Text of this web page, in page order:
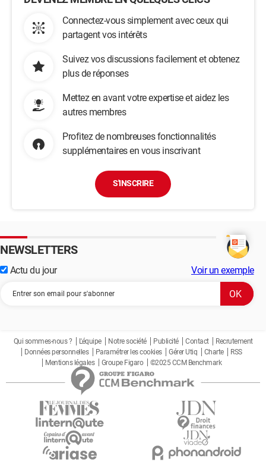
Connectez-vous simplement avec ceux qui
partagent vos intérêts
Suivez vos discussions facilement et obtenez
plus de réponses
Mettez en avant votre expertise et aidez les
autres membres
Profitez de nombreuses fonctionnalités
supplémentaires en vous inscrivant
S'INSCRIRE
NEWSLETTERS
Actu du jour Voir un exemple
Qui sommes-nous ? L'équipe Notre société Publicité Contact
Recrutement
Données personnelles
Paramétrer les cookies Gérer Utiq Charte
RSS
Mentions légales
Groupe Figaro ©2025 CCM Benchmark